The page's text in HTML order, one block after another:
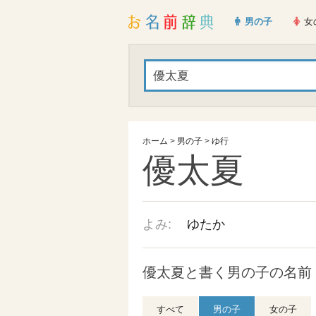
男の子 女
ホーム > 男の子 > ゆ行
優太夏
よみ: ゆたか
優太夏と書く男の子の名前
すべて 男の子 女の子